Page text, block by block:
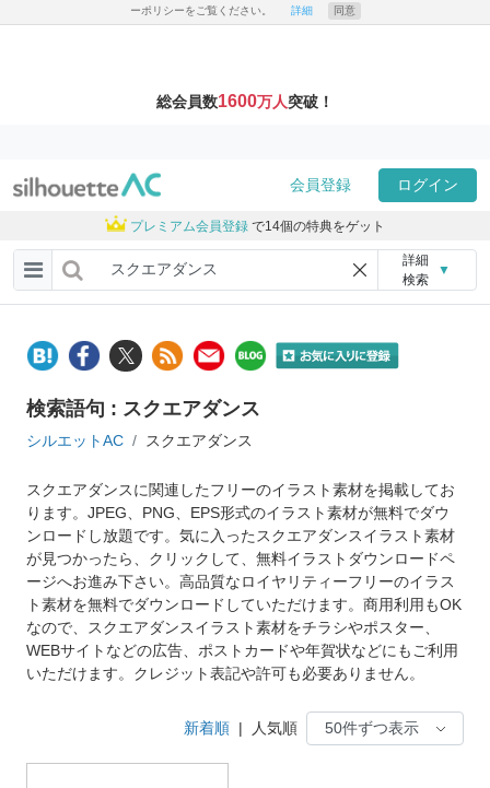
ーポリシーをご覧ください。 詳細 同意
総会員数1600万人突破！
会員登録 ログイン
プレミアム会員登録 で14個の特典をゲット
詳細
検索
▼
検索語句 : スクエアダンス
シルエットAC スクエアダンス
スクエアダンスに関連したフリーのイラスト素材を掲載してお
ります。JPEG、PNG、EPS形式のイラスト素材が無料でダウ
ンロードし放題です。気に入ったスクエアダンスイラスト素材
が見つかったら、クリックして、無料イラストダウンロードペ
ージへお進み下さい。高品質なロイヤリティーフリーのイラス
ト素材を無料でダウンロードしていただけます。商用利用もOK
なので、スクエアダンスイラスト素材をチラシやポスター、
WEBサイトなどの広告、ポストカードや年賀状などにもご利用
いただけます。クレジット表記や許可も必要ありません。
新着順 | 人気順